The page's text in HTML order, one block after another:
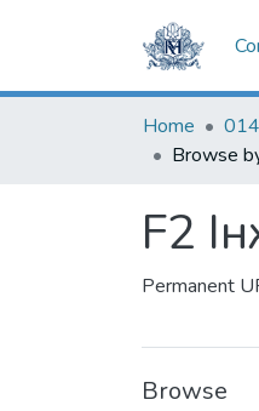
Home
Browse
F2
Permanent
Browse